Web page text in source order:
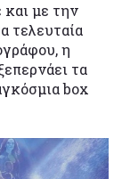
και με την
τελευταία
η
τα
box